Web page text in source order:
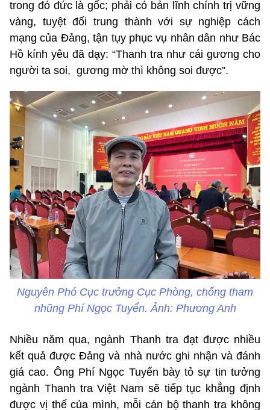
trong đó đức là gốc; phải có bản lĩnh chính trị vững
vàng, tuyệt đối trung thành với sự nghiệp cách
mạng của Đảng, tận tụy phục vụ nhân dân như Bác
Hồ kính yêu đã dạy: “Thanh tra như cái gương cho
người ta soi, gương mờ thì không soi được”.
Nguyên Phó Cục trưởng Cục Phòng, chống tham
nhũng Phí Ngọc Tuyển. Ảnh: Phương Anh
Nhiều năm qua, ngành Thanh tra đạt được nhiều
kết quả được Đảng và nhà nước ghi nhận và đánh
giá cao. Ông Phí Ngọc Tuyển bày tỏ sự tin tưởng
ngành Thanh tra Việt Nam sẽ tiếp tục khẳng định
được vị thế của mình, mỗi cán bộ thanh tra không